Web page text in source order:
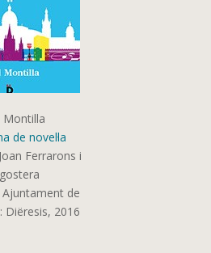
Montilla
de novel·la
Joan Ferrarons i
Ajuntament de
: Diëresis, 2016